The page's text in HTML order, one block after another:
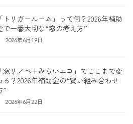
「トリガールーム」って何？2026年補助
で一番大切な“窓の考え方”
2026年6月19日
「窓リノベ＋みらいエコ」でここまで変
る？2026年補助金の“賢い組み合わせ
”
2026年6月22日